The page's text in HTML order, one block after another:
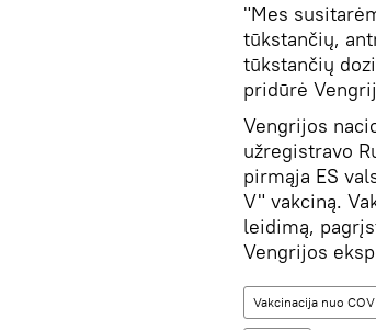
"Mes
tūkstančių,
tūkstančių
pridūrė
Vengrijos
užregistravo
pirmąja ES
V" vakciną.
leidimą,
Vengrijos
Vakcinacija nuo